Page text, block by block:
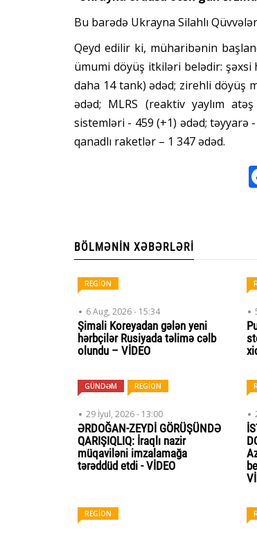
Bu barədə Ukrayna Silahlı
Qeyd edilir ki, müharibənin
ümumi döyüş itkiləri belədir:
daha 14 tank) ədəd; zirehli döyüş
ədəd; MLRS (reaktiv yaylım
sistemləri - 459 (+1) ədəd; təyyarə
qanadlı raketlər – 1 347 ədəd.
BÖLMƏNIN XƏBƏRLƏRI
REGİON
6 Aug, 2026 - 15:34
Şimali Koreyadan gələn yeni
hərbçilər Rusiyada təlimə cəlb
olundu – VİDEO
GÜNDƏM REGİON
29 İyul, 2026 - 13:00
ƏRDOĞAN-ZEYDİ GÖRÜŞÜNDƏ
QARIŞIQLIQ: İraqlı nazir
müqaviləni imzalamağa
tərəddüd etdi - VİDEO
REGİON